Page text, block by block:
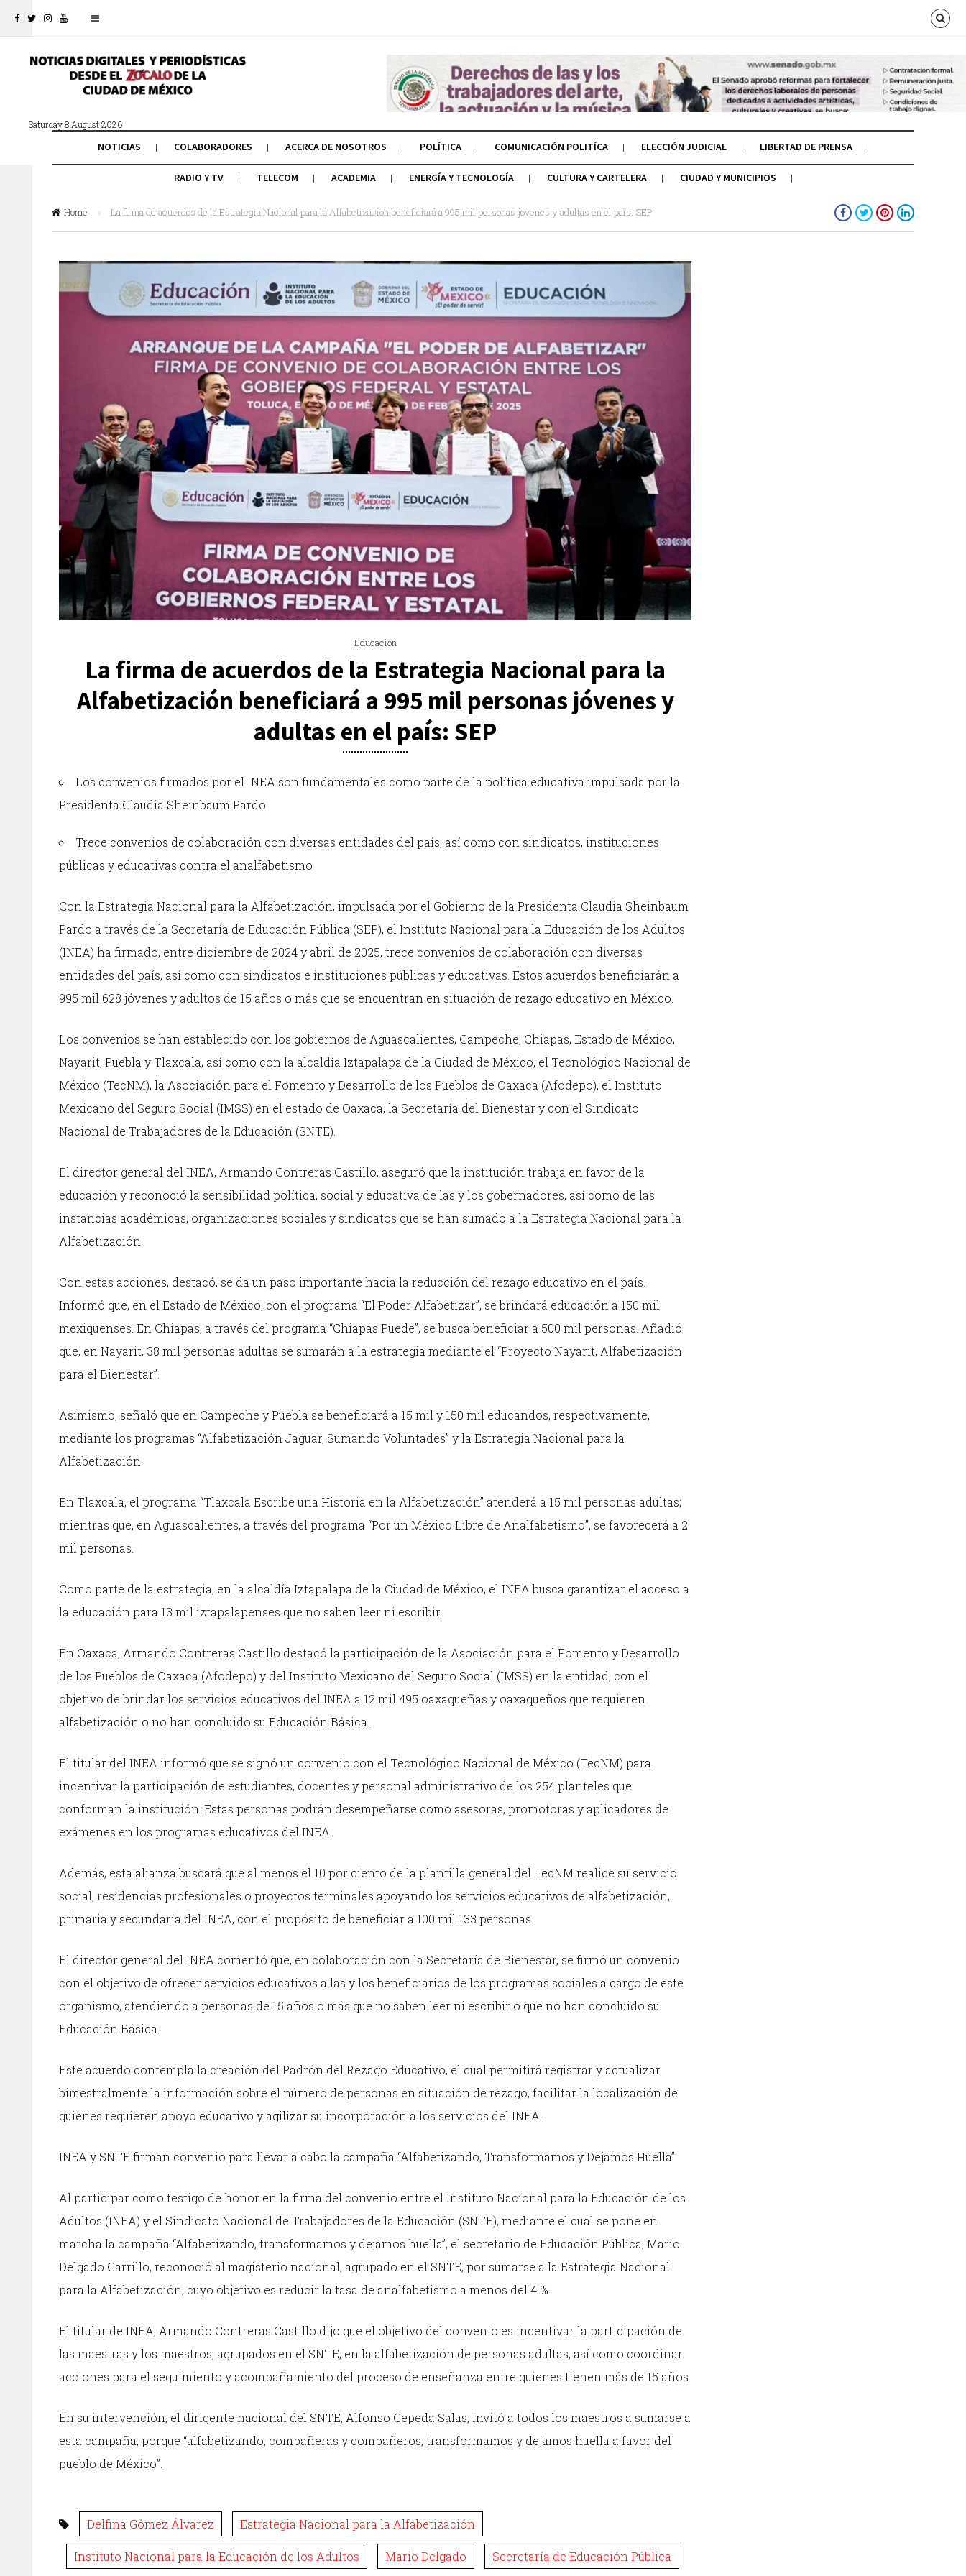
Saturday 8 August 2026
NOTICIAS COLABORADORES ACERCA DE NOSOTROS POLÍTICA COMUNICACIÓN POLITÍCA ELECCIÓN JUDICIAL LIBERTAD DE PRENSA
RADIO Y TV TELECOM ACADEMIA ENERGÍA Y TECNOLOGÍA CULTURA Y CARTELERA CIUDAD Y MUNICIPIOS
Home » La firma de acuerdos de la Estrategia Nacional para la Alfabetización beneficiará a 995 mil personas jóvenes y adultas en el país: SEP
Educación
La firma de acuerdos de la Estrategia Nacional para la
Alfabetización beneficiará a 995 mil personas jóvenes y
adultas en el país: SEP
Los convenios firmados por el INEA son fundamentales como parte de la política educativa impulsada por la
Presidenta Claudia Sheinbaum Pardo
Trece convenios de colaboración con diversas entidades del país, así como con sindicatos, instituciones
públicas y educativas contra el analfabetismo
Con la Estrategia Nacional para la Alfabetización, impulsada por el Gobierno de la Presidenta Claudia Sheinbaum
Pardo a través de la Secretaría de Educación Pública (SEP), el Instituto Nacional para la Educación de los Adultos
(INEA) ha firmado, entre diciembre de 2024 y abril de 2025, trece convenios de colaboración con diversas
entidades del país, así como con sindicatos e instituciones públicas y educativas. Estos acuerdos beneficiarán a
995 mil 628 jóvenes y adultos de 15 años o más que se encuentran en situación de rezago educativo en México.
Los convenios se han establecido con los gobiernos de Aguascalientes, Campeche, Chiapas, Estado de México,
Nayarit, Puebla y Tlaxcala, así como con la alcaldía Iztapalapa de la Ciudad de México, el Tecnológico Nacional de
México (TecNM), la Asociación para el Fomento y Desarrollo de los Pueblos de Oaxaca (Afodepo), el Instituto
Mexicano del Seguro Social (IMSS) en el estado de Oaxaca, la Secretaría del Bienestar y con el Sindicato
Nacional de Trabajadores de la Educación (SNTE).
El director general del INEA, Armando Contreras Castillo, aseguró que la institución trabaja en favor de la
educación y reconoció la sensibilidad política, social y educativa de las y los gobernadores, así como de las
instancias académicas, organizaciones sociales y sindicatos que se han sumado a la Estrategia Nacional para la
Alfabetización.
Con estas acciones, destacó, se da un paso importante hacia la reducción del rezago educativo en el país.
Informó que, en el Estado de México, con el programa “El Poder Alfabetizar”, se brindará educación a 150 mil
mexiquenses. En Chiapas, a través del programa “Chiapas Puede”, se busca beneficiar a 500 mil personas. Añadió
que, en Nayarit, 38 mil personas adultas se sumarán a la estrategia mediante el “Proyecto Nayarit, Alfabetización
para el Bienestar”.
Asimismo, señaló que en Campeche y Puebla se beneficiará a 15 mil y 150 mil educandos, respectivamente,
mediante los programas “Alfabetización Jaguar, Sumando Voluntades” y la Estrategia Nacional para la
Alfabetización.
En Tlaxcala, el programa “Tlaxcala Escribe una Historia en la Alfabetización” atenderá a 15 mil personas adultas;
mientras que, en Aguascalientes, a través del programa “Por un México Libre de Analfabetismo”, se favorecerá a 2
mil personas.
Como parte de la estrategia, en la alcaldía Iztapalapa de la Ciudad de México, el INEA busca garantizar el acceso a
la educación para 13 mil iztapalapenses que no saben leer ni escribir.
En Oaxaca, Armando Contreras Castillo destacó la participación de la Asociación para el Fomento y Desarrollo
de los Pueblos de Oaxaca (Afodepo) y del Instituto Mexicano del Seguro Social (IMSS) en la entidad, con el
objetivo de brindar los servicios educativos del INEA a 12 mil 495 oaxaqueñas y oaxaqueños que requieren
alfabetización o no han concluido su Educación Básica.
El titular del INEA informó que se signó un convenio con el Tecnológico Nacional de México (TecNM) para
incentivar la participación de estudiantes, docentes y personal administrativo de los 254 planteles que
conforman la institución. Estas personas podrán desempeñarse como asesoras, promotoras y aplicadores de
exámenes en los programas educativos del INEA.
Además, esta alianza buscará que al menos el 10 por ciento de la plantilla general del TecNM realice su servicio
social, residencias profesionales o proyectos terminales apoyando los servicios educativos de alfabetización,
primaria y secundaria del INEA, con el propósito de beneficiar a 100 mil 133 personas.
El director general del INEA comentó que, en colaboración con la Secretaría de Bienestar, se firmó un convenio
con el objetivo de ofrecer servicios educativos a las y los beneficiarios de los programas sociales a cargo de este
organismo, atendiendo a personas de 15 años o más que no saben leer ni escribir o que no han concluido su
Educación Básica.
Este acuerdo contempla la creación del Padrón del Rezago Educativo, el cual permitirá registrar y actualizar
bimestralmente la información sobre el número de personas en situación de rezago, facilitar la localización de
quienes requieren apoyo educativo y agilizar su incorporación a los servicios del INEA.
INEA y SNTE firman convenio para llevar a cabo la campaña “Alfabetizando, Transformamos y Dejamos Huella”
Al participar como testigo de honor en la firma del convenio entre el Instituto Nacional para la Educación de los
Adultos (INEA) y el Sindicato Nacional de Trabajadores de la Educación (SNTE), mediante el cual se pone en
marcha la campaña “Alfabetizando, transformamos y dejamos huella”, el secretario de Educación Pública, Mario
Delgado Carrillo, reconoció al magisterio nacional, agrupado en el SNTE, por sumarse a la Estrategia Nacional
para la Alfabetización, cuyo objetivo es reducir la tasa de analfabetismo a menos del 4 %.
El titular de INEA, Armando Contreras Castillo dijo que el objetivo del convenio es incentivar la participación de
las maestras y los maestros, agrupados en el SNTE, en la alfabetización de personas adultas, así como coordinar
acciones para el seguimiento y acompañamiento del proceso de enseñanza entre quienes tienen más de 15 años.
En su intervención, el dirigente nacional del SNTE, Alfonso Cepeda Salas, invitó a todos los maestros a sumarse a
esta campaña, porque “alfabetizando, compañeras y compañeros, transformamos y dejamos huella a favor del
pueblo de México”.
Delfina Gómez Álvarez Estrategia Nacional para la Alfabetización
Instituto Nacional para la Educación de los Adultos Mario Delgado Secretaría de Educación Pública